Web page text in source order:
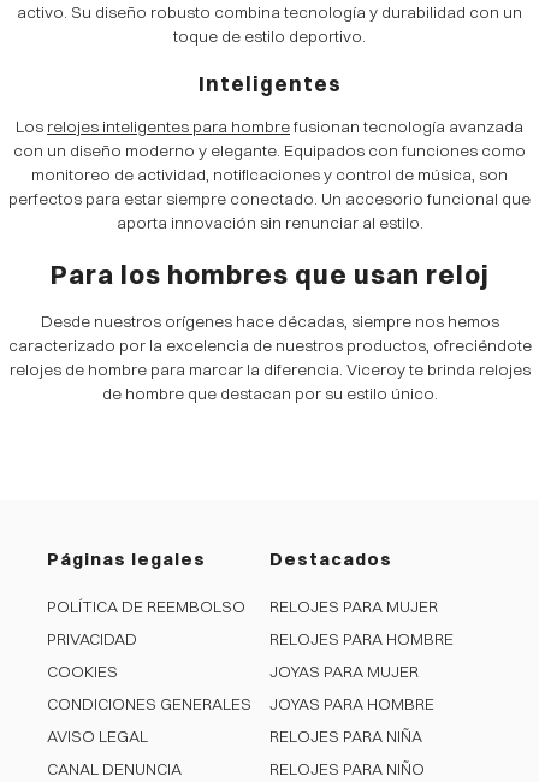
activo. Su diseño robusto combina tecnología y durabilidad con un
toque de estilo deportivo.
Inteligentes
Los relojes inteligentes para hombrefusionan tecnología avanzada
con un diseño moderno y elegante. Equipados con funciones como
monitoreo de actividad, notificaciones y control de música, son
perfectos para estar siempre conectado. Un accesorio funcional que
aporta innovación sin renunciar al estilo.
Para los hombres que usan reloj
Desde nuestros orígenes hace décadas, siempre nos hemos
caracterizado por la excelencia de nuestros productos, ofreciéndote
relojes de hombre para marcar la diferencia. Viceroy te brinda relojes
de hombre que destacan por su estilo único.
Páginas legales
POLÍTICA DE REEMBOLSO
PRIVACIDAD
COOKIES
CONDICIONES GENERALES
AVISO LEGAL
CANAL DENUNCIA
Destacados
RELOJES PARA MUJER
RELOJES PARA HOMBRE
JOYAS PARA MUJER
JOYAS PARA HOMBRE
RELOJES PARA NIÑA
RELOJES PARA NIÑO